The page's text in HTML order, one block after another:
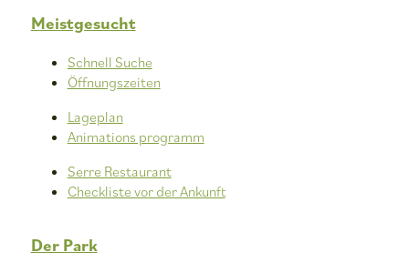
Meistgesucht
Schnell Suche
Öffnungszeiten
Lageplan
Animations programm
Serre Restaurant
Checkliste vor der Ankunft
Der Park